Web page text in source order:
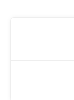
- مع سامر مدني